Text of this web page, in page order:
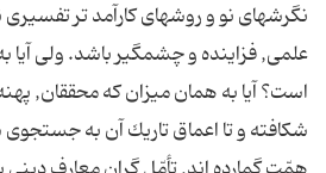
نگرشهاى نو و روشهاى كارآمد تر
علمى, فزاینده و چشمگیر باشد. ولى آیا
است؟ آیا به همان میزان كه محققان, پهنه
شكافته و تا اعماق تاریك آن به